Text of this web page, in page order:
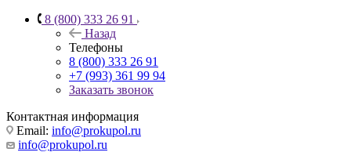
8 (800) 333 26 91
Назад
Телефоны
8 (800) 333 26 91
+7 (993) 361 99 94
Заказать звонок
Контактная информация
Email: info@prokupol.ru
info@prokupol.ru